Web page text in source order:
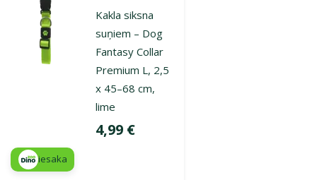
Kakla siksna
suņiem – Dog
Fantasy Collar
Premium L, 2,5
x 45–68 cm,
lime
Cena
4,99 €
iesaka